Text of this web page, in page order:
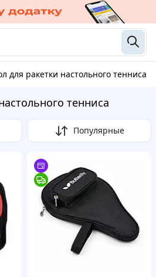
для ракетки настольного тенниса
тенниса
Популярные